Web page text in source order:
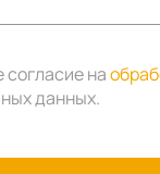
на
данных.